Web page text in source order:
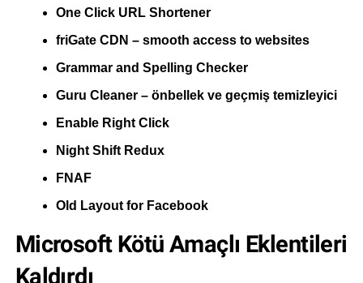
One Click URL Shortener
friGate CDN – smooth access to websites
Grammar and Spelling Checker
Guru Cleaner – önbellek ve geçmiş temizleyici
Enable Right Click
Night Shift Redux
FNAF
Old Layout for Facebook
Microsoft Kötü Amaçlı Eklentileri
Kaldırdı